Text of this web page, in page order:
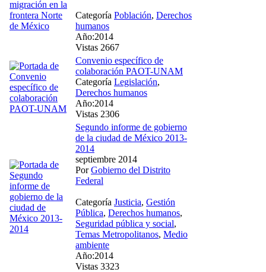
Categoría Población, Derechos
humanos
Año:2014
Vistas 2667
Convenio específico de
colaboración PAOT-UNAM
Categoría Legislación,
Derechos humanos
Año:2014
Vistas 2306
Segundo informe de gobierno
de la ciudad de México 2013-
2014
septiembre 2014
PorGobierno del Distrito
Federal
Categoría Justicia, Gestión
Pública, Derechos humanos,
Seguridad pública y social,
Temas Metropolitanos, Medio
ambiente
Año:2014
Vistas 3323